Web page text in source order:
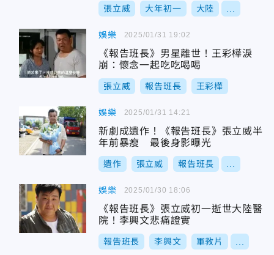
張立威 大年初一 大陸
娛樂
《報告班長》男星離世！王彩樺淚
崩：懷念一起吃吃喝喝
張立威 報告班長 王彩樺
2025/01/31 19:02
娛樂
新劇成遺作！《報告班長》張立威半
年前暴瘦 最後身影曝光
遺作 張立威 報告班長
2025/01/31 14:21
娛樂
《報告班長》張立威初一逝世大陸醫
院！李興文悲痛證實
報告班長 李興文 軍教片
2025/01/30 18:06